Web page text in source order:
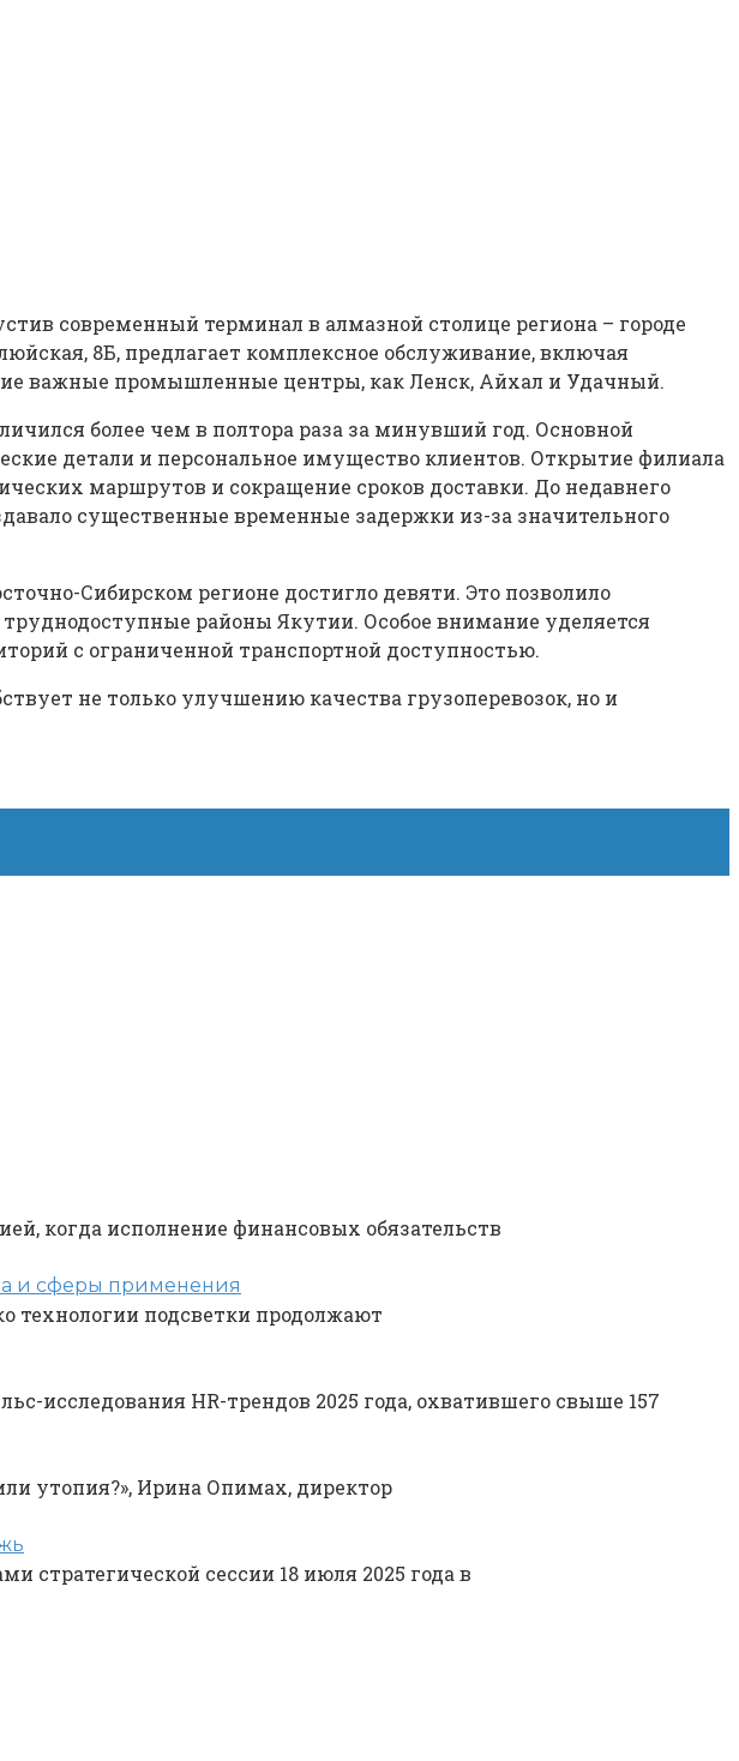
современный терминал в алмазной столице региона – городе
8Б, предлагает комплексное обслуживание, включая
важные промышленные центры, как Ленск, Айхал и Удачный.
более чем в полтора раза за минувший год. Основной
детали и персональное имущество клиентов. Открытие филиала
маршрутов и сокращение сроков доставки. До недавнего
существенные временные задержки из-за значительного
Сибирском регионе достигло девяти. Это позволило
районы Якутии. Особое внимание уделяется
с ограниченной транспортной доступностью.
не только улучшению качества грузоперевозок, но и
когда исполнение финансовых обязательств
и сферы применения
технологии подсветки продолжают
исследования HR-трендов 2025 года, охватившего свыше 157
утопия?», Ирина Опимах, директор
сессии 18 июля 2025 года в